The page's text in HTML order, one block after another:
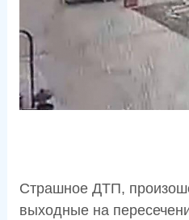
Страшное ДТП,
выходные на